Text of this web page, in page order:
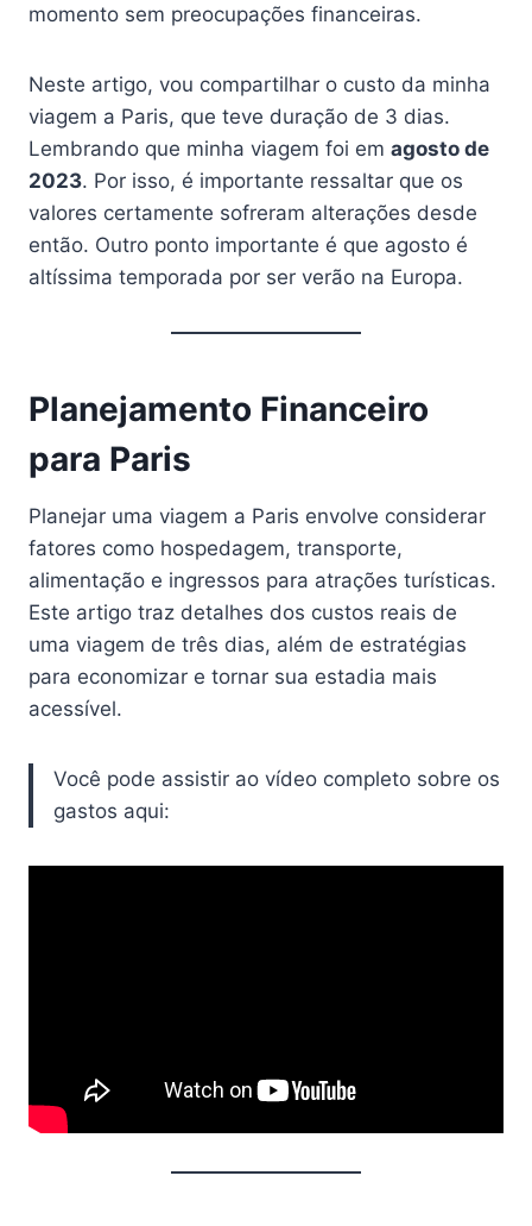
momento sem preocupações financeiras.
Neste artigo, vou compartilhar o custo da minha
viagem a Paris, que teve duração de 3 dias.
Lembrando que minha viagem foi em agosto de
2023. Por isso, é importante ressaltar que os
valores certamente sofreram alterações desde
então. Outro ponto importante é que agosto é
altíssima temporada por ser verão na Europa.
Planejamento Financeiro
para Paris
Planejar uma viagem a Paris envolve considerar
fatores como hospedagem, transporte,
alimentação e ingressos para atrações turísticas.
Este artigo traz detalhes dos custos reais de
uma viagem de três dias, além de estratégias
para economizar e tornar sua estadia mais
acessível.
Você pode assistir ao vídeo completo sobre os
gastos aqui: